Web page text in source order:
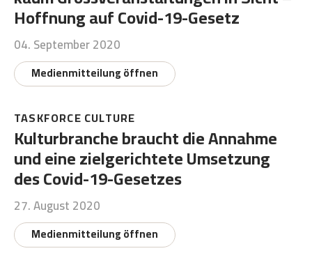
Hoffnung auf Covid-19-Gesetz
04. September 2020
Medienmitteilung öffnen
TASKFORCE CULTURE
Kulturbranche braucht die Annahme
und eine zielgerichtete Umsetzung
des Covid-19-Gesetzes
27. August 2020
Medienmitteilung öffnen